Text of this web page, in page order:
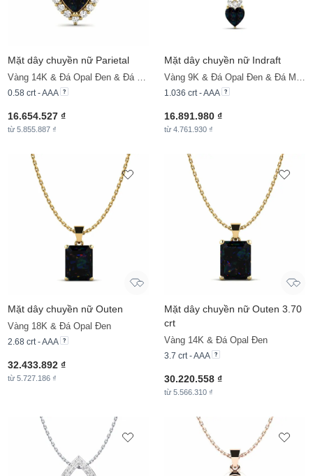
Mặt dây chuyền nữ Parietal
Vàng 14K & Đá Opal Đen & Đá Moissanite
0.58 crt - AAA
16.654.527 ₫
từ 5.855.887 ₫
Mặt dây chuyền nữ Indraft
Vàng 9K & Đá Opal Đen & Đá Moissanite
1.036 crt - AAA
16.891.980 ₫
từ 4.761.930 ₫
Mặt dây chuyền nữ Outen
Vàng 18K & Đá Opal Đen
2.68 crt - AAA
32.433.892 ₫
từ 5.727.186 ₫
Mặt dây chuyền nữ Outen 3.70
crt
Vàng 14K & Đá Opal Đen
3.7 crt - AAA
30.220.558 ₫
từ 5.566.310 ₫